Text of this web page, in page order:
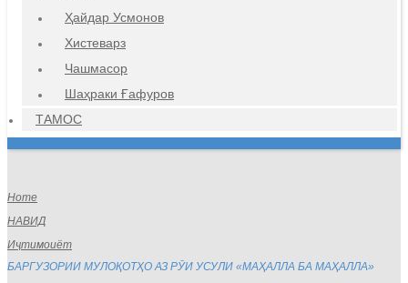
Ҳайдар Усмонов
Хистеварз
Чашмасор
Шаҳраки Ғафуров
ТАМОС
Home
НАВИД
Иҷтимоиёт
БАРГУЗОРИИ МУЛОҚОТҲО АЗ РӮИ УСУЛИ «МАҲАЛЛА БА МАҲАЛЛА»